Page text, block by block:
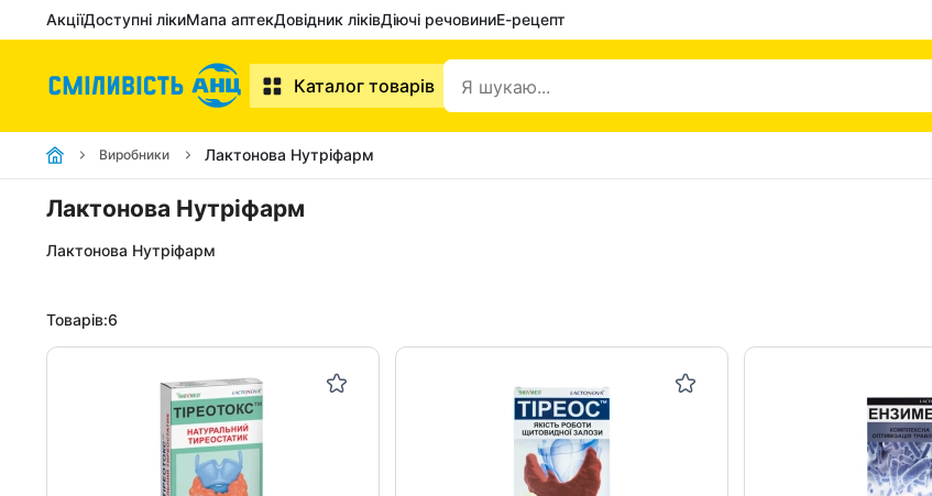
АкціїДоступні лікиМапа аптекДовідник ліківДіючі речовиниЕ-рецепт
Каталог товарів
Виробники Лактонова Нутріфарм
Лактонова Нутріфарм
Лактонова Нутріфарм
Товарів:6